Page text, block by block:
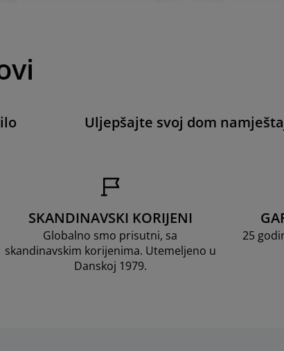
Uljepšajte svoj dom
SKANDINAVSKI KORIJENI
Globalno smo prisutni, sa
skandinavskim korijenima. Utemeljeno u
Danskoj 1979.
25